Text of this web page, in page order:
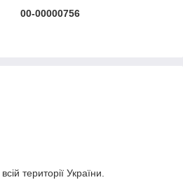
00-00000756
території України.